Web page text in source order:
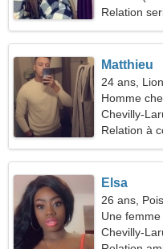
Relation
Matthieu
24 ans, Lion
Homme
Chevilly-
Relation à
Elsa
26 ans,
Une
passionnée
Chevilly-